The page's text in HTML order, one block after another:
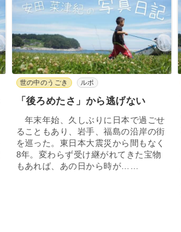
世の中のうごき ルポ
「後ろめたさ」から逃げない
年末年始、久しぶりに日本で過ごせ
ることもあり、岩手、福島の沿岸の街
を巡った。東日本大震災から間もなく
8年。変わらず受け継がれてきた宝物
もあれば、あの日から時が……